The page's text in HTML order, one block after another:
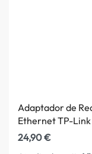
Adaptador de
Ethernet TP-Link
24,90€